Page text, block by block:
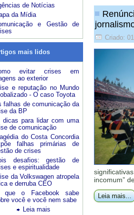
de Notícias
da Mídia
e Gestão de
mais lidos
evitar crises em
ao exterior
e reputação no Mundo
- O caso Toyota
falhas de comunicação da
da BP
dicas para lidar com uma
de comunicação
do Costa Concordia
falhas primárias de
de crises
desafios: gestão de
e espiritualidade
da Volkswagen atropela
e derruba CEO
que o Facebook sabe
você e você nem sabe
Leia mais
Criado:
incomum”
Leia mais...